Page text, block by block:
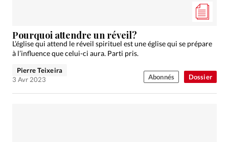
Dossier
Pourquoi attendre un réveil?
L’église qui attend le réveil spirituel est une église qui se prépare
à l’influence que celui-ci aura. Parti pris.
Pierre Teixeira
3 Avr 2023
Abonnés